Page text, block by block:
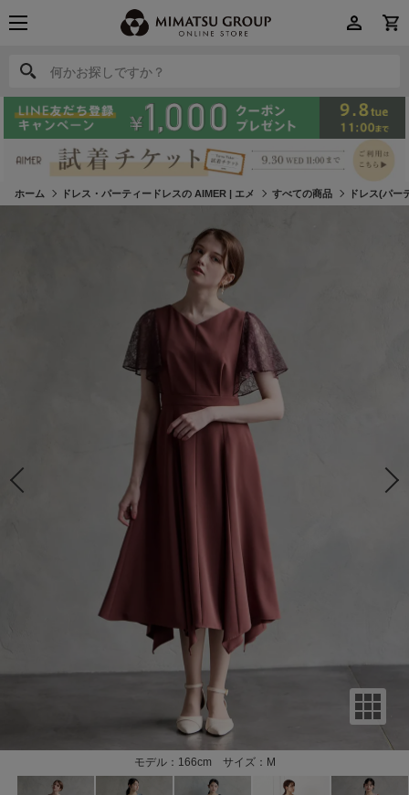
何かお探しですか？
何かお探しですか？
ホーム ドレス・パーティードレスの AIMER | エメ すべての商品 ドレス(パー
モデル：166cm サイズ：M